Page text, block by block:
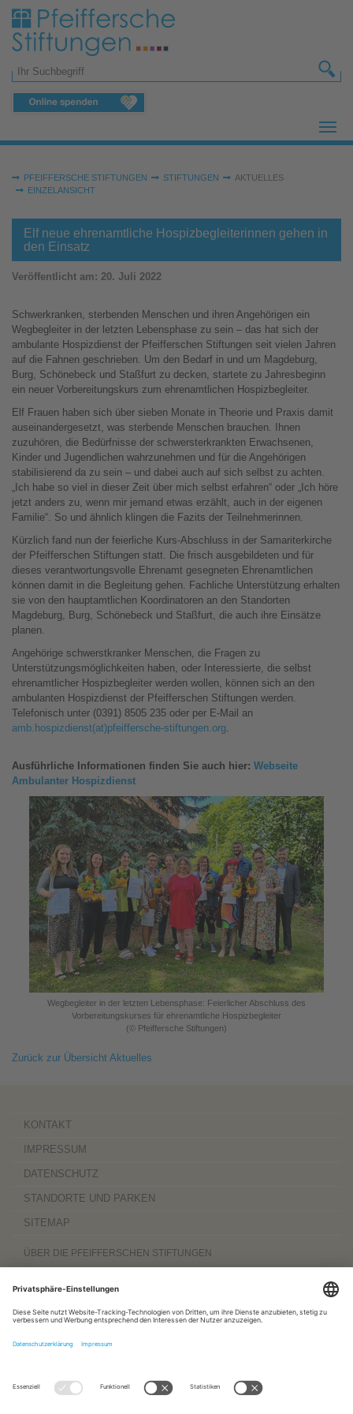
Zum Hauptinhalt springen
Suchformular
Sie sind hier:
PFEIFFERSCHE STIFTUNGEN STIFTUNGEN
AKTUELLES
EINZELANSICHT
Elf neue ehrenamtliche Hospizbegleiterinnen gehen in
den Einsatz
Veröffentlicht am: 20. Juli 2022
Schwerkranken, sterbenden Menschen und ihren Angehörigen ein
Wegbegleiter in der letzten Lebensphase zu sein – das hat sich der
ambulante Hospizdienst der Pfeifferschen Stiftungen seit vielen Jahren
auf die Fahnen geschrieben. Um den Bedarf in und um Magdeburg,
Burg, Schönebeck und Staßfurt zu decken, startete zu Jahresbeginn
ein neuer Vorbereitungskurs zum ehrenamtlichen Hospizbegleiter.
Elf Frauen haben sich über sieben Monate in Theorie und Praxis damit
auseinandergesetzt, was sterbende Menschen brauchen. Ihnen
zuzuhören, die Bedürfnisse der schwersterkrankten Erwachsenen,
Kinder und Jugendlichen wahrzunehmen und für die Angehörigen
stabilisierend da zu sein – und dabei auch auf sich selbst zu achten.
„Ich habe so viel in dieser Zeit über mich selbst erfahren“ oder „Ich höre
jetzt anders zu, wenn mir jemand etwas erzählt, auch in der eigenen
Familie“. So und ähnlich klingen die Fazits der Teilnehmerinnen.
Kürzlich fand nun der feierliche Kurs-Abschluss in der Samariterkirche
der Pfeifferschen Stiftungen statt. Die frisch ausgebildeten und für
dieses verantwortungsvolle Ehrenamt gesegneten Ehrenamtlichen
können damit in die Begleitung gehen. Fachliche Unterstützung erhalten
sie von den hauptamtlichen Koordinatoren an den Standorten
Magdeburg, Burg, Schönebeck und Staßfurt, die auch ihre Einsätze
planen.
Angehörige schwerstkranker Menschen, die Fragen zu
Unterstützungsmöglichkeiten haben, oder Interessierte, die selbst
ehrenamtlicher Hospizbegleiter werden wollen, können sich an den
ambulanten Hospizdienst der Pfeifferschen Stiftungen werden.
Telefonisch unter (0391) 8505 235 oder per E-Mail an
amb.hospizdienst(at)pfeiffersche-stiftungen.org.
Ausführliche Informationen finden Sie auch hier: Webseite
Ambulanter Hospizdienst
Wegbegleiter in der letzten Lebensphase: Feierlicher Abschluss des
Vorbereitungskurses für ehrenamtliche Hospizbegleiter
(© Pfeiffersche Stiftungen)
Zurück zur Übersicht Aktuelles
KONTAKT
IMPRESSUM
DATENSCHUTZ
STANDORTE UND PARKEN
SITEMAP
ÜBER DIE PFEIFFERSCHEN STIFTUNGEN
Komplexträger und bieten
Menschen mit Behinderung, außerdemWerkstättenmit ca. 600 Beschäftigten
hinaus sind sie zu 100 Prozent am
www.pfeiffersche-stiftungen.de